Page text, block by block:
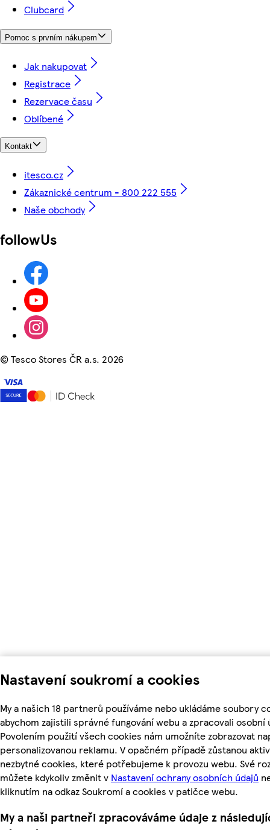
Nastavení soukromí a cookies
My a našich 18 partnerů používáme nebo ukládáme soubory
abychom zajistili správné fungování webu a zpracovali osobní
Povolením použití všech cookies nám umožníte zobrazovat
personalizovanou reklamu. V opačném případě zůstanou
nezbytné cookies, které potřebujeme k provozu webu. Své
můžete kdykoliv změnit v Nastavení ochrany osobních údajů
kliknutím na odkaz Soukromí a cookies v patičce webu.
My a naši partneři zpracováváme údaje z
Clubcard
Pomoc s prvním nákupem
Jak nakupovat
Registrace
Rezervace času
Oblíbené
Kontakt
itesco.cz
Zákaznické centrum - 800 222 555
Naše obchody
followUs
©Tesco Stores ČR a.s. 2026